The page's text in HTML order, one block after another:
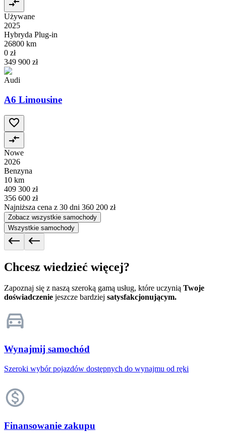
Używane
2025
Hybryda Plug-in
26800 km
0 zł
349 900 zł
Audi
A6 Limousine
Nowe
2026
Benzyna
10 km
409 300 zł
356 600 zł
Najniższa cena z 30 dni 360 200 zł
Zobacz wszystkie samochody
Wszystkie samochody
Chcesz wiedzieć więcej?
Zapoznaj się z naszą szeroką gamą usług, które uczynią Twoje
doświadczenie jeszcze bardziej satysfakcjonującym.
Wynajmij samochód
Szeroki wybór pojazdów dostępnych do wynajmu od ręki
Finansowanie zakupu